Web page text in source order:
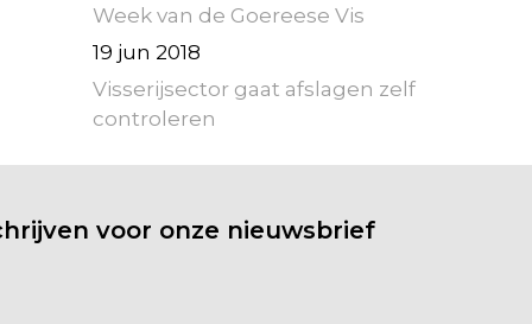
Week van de Goereese Vis
19 jun 2018
Visserijsector gaat afslagen zelf
controleren
voor onze nieuwsbrief